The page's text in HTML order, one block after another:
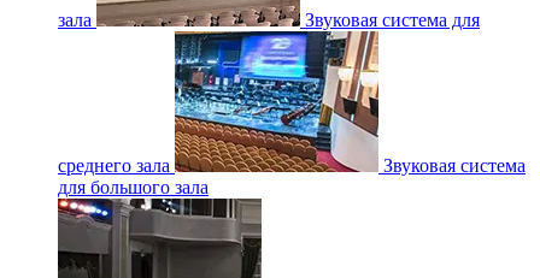
зала Звуковая система для
среднего зала
Звуковая система
для большого зала